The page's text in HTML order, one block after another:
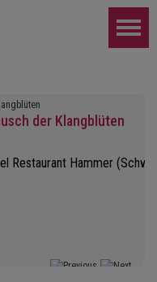
der Klangblüten
Restaurant Hammer